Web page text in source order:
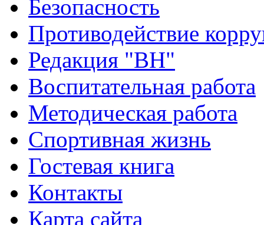
Безопасность
Противодействие
Редакция "ВН"
Воспитательная работа
Методическая работа
Спортивная жизнь
Гостевая книга
Контакты
Карта сайта